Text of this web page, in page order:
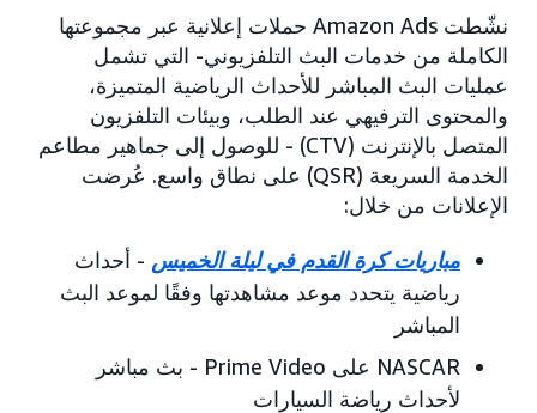
نشّطت Amazon Ads حملات إعلانية عبر مجموعتها
الكاملة من خدمات البث التلفزيوني- التي تشمل
عمليات البث المباشر للأحداث الرياضية المتميزة،
والمحتوى الترفيهي عند الطلب، وبيئات التلفزيون
المتصل بالإنترنت (CTV) - للوصول إلى جماهير مطاعم
الخدمة السريعة (QSR) على نطاق واسع. عُرضت
الإعلانات من خلال:
مباريات كرة القدم في ليلة الخميس - أحداث
رياضية يتحدد موعد مشاهدتها وفقًا لموعد البث
المباشر
NASCAR على Prime Video - بث مباشر
لأحداث رياضة السيارات